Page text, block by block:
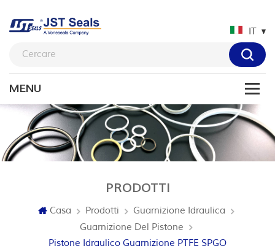
IT
PRODOTTI
Casa Prodotti
Guarnizione Idraulica
Guarnizione Del Pistone
Pistone Idraulico Guarnizione PTFE SPGO